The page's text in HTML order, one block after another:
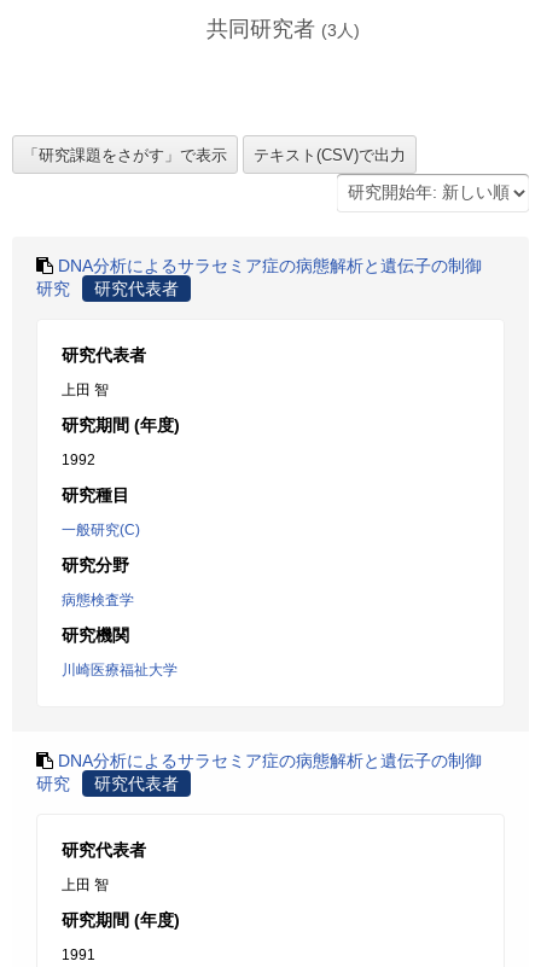
共同研究者 (3 人)
DNA分析によるサラセミア症の病態解析と遺伝子の制御
研究
研究代表者
研究代表者
上田 智
研究期間 (年度)
1992
研究種目
一般研究(C)
研究分野
病態検査学
研究機関
川崎医療福祉大学
DNA分析によるサラセミア症の病態解析と遺伝子の制御
研究
研究代表者
研究代表者
上田 智
研究期間 (年度)
1991